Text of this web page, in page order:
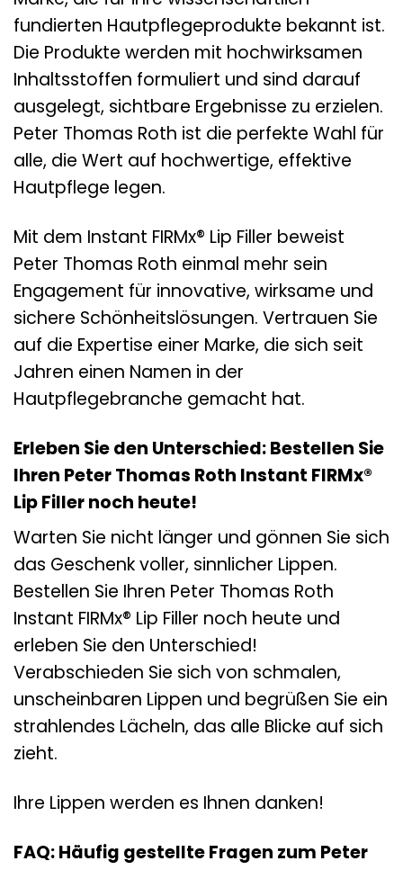
fundierten Hautpflegeprodukte bekannt ist.
Die Produkte werden mit hochwirksamen
Inhaltsstoffen formuliert und sind darauf
ausgelegt, sichtbare Ergebnisse zu erzielen.
Peter Thomas Roth ist die perfekte Wahl für
alle, die Wert auf hochwertige, effektive
Hautpflege legen.
Mit dem Instant FIRMx® Lip Filler beweist
Peter Thomas Roth einmal mehr sein
Engagement für innovative, wirksame und
sichere Schönheitslösungen. Vertrauen Sie
auf die Expertise einer Marke, die sich seit
Jahren einen Namen in der
Hautpflegebranche gemacht hat.
Erleben Sie den Unterschied: Bestellen Sie
Ihren Peter Thomas Roth Instant FIRMx®
Lip Filler noch heute!
Warten Sie nicht länger und gönnen Sie sich
das Geschenk voller, sinnlicher Lippen.
Bestellen Sie Ihren Peter Thomas Roth
Instant FIRMx® Lip Filler noch heute und
erleben Sie den Unterschied!
Verabschieden Sie sich von schmalen,
unscheinbaren Lippen und begrüßen Sie ein
strahlendes Lächeln, das alle Blicke auf sich
zieht.
Ihre Lippen werden es Ihnen danken!
FAQ: Häufig gestellte Fragen zum Peter